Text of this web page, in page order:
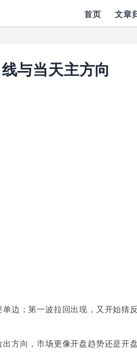
首页 文章
与当天主方向
边；第一波拉回出现，又开始猜
方向，市场更像开盘趋势还是开盘